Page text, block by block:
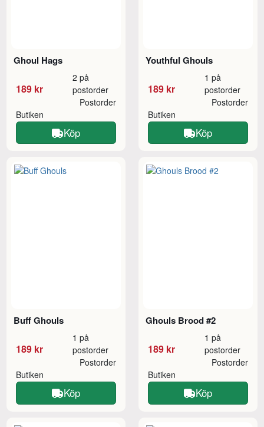
Ghoul Hags
189 kr
2 på
postorder
Butiken
Postorder
Köp
Youthful Ghouls
189 kr
1 på
postorder
Butiken
Postorder
Köp
Buff Ghouls
189 kr
1 på
postorder
Butiken
Postorder
Köp
Ghouls Brood #2
189 kr
1 på
postorder
Butiken
Postorder
Köp